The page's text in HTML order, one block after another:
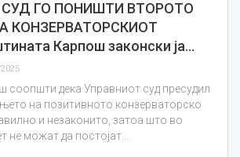
ГО ПОНИШТИ ВТОРОТО
КОНЗЕРВАТОРСКИОТ
Карпош законски ја…
соопшти дека Управниот суд пресудил
на позитивното конзерваторско
и незаконито, затоа што во
не можат да постојат…